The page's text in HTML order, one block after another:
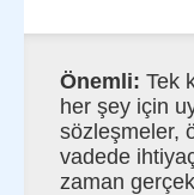
Önemli: Tek
her şey için
sözleşmeler,
vadede
zaman